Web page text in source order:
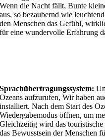
Wenn die Nacht fällt, Bunte
aus, so bezaubernd wie
den Menschen das Gefühl,
für eine wundervolle Erfahrung
Sprachübertragungssystem:
Ozeans aufzurufen, Wir haben
installiert. Nach dem Start des
Wiedergabemodus öffnen, um
Gleichzeitig wird das
das Bewusstsein der Menschen